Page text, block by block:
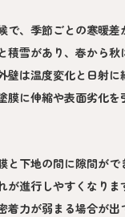
で、季節ごとの寒暖
積雪があり、春から秋
壁は温度変化と日射に
膜に伸縮や表面劣化
と下地の間に隙間が
が進行しやすくなり
着力が弱まる場合が